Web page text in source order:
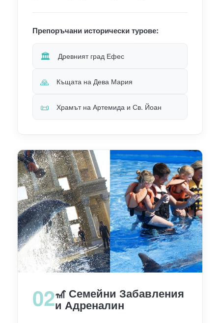
Препоръчани исторически турове:
🏛️ Древният град Ефес
🙏 Къщата на Дева Мария
📜 Храмът на Артемида и Св. Йоан
02🎢 Семейни Забавления
и Адреналин